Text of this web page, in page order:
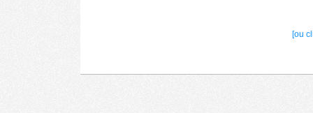
[ou